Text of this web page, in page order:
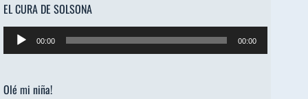
EL CURA DE SOLSONA
Reproductor
de
00:00 00:00
Olé mi niña!